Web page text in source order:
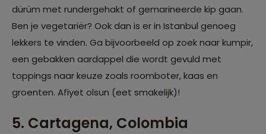
dürüm met rundergehakt of gemarineerde kip gaan.
Ben je vegetariër? Ook dan is er in Istanbul genoeg
lekkers te vinden. Ga bijvoorbeeld op zoek naar kumpir,
een gebakken aardappel die wordt gevuld met
toppings naar keuze zoals roomboter, kaas en
groenten. Afiyet olsun (eet smakelijk)!
5. Cartagena, Colombia